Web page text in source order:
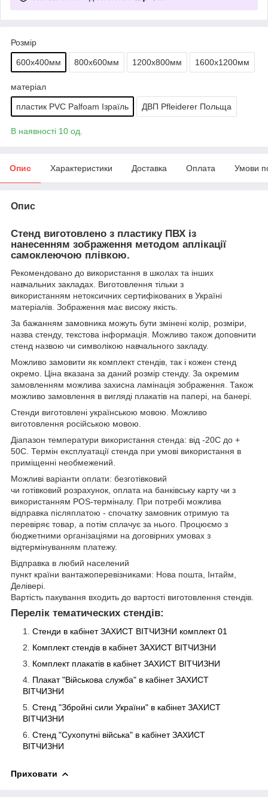
Розмір
600х400мм 800х600мм 1200х800мм 1600х1200мм
матеріал
пластик PVC Palfoam Ізраїль ДВП Pfleiderer Польща
В наявності 10 од.
Опис Характеристики Доставка Оплата Умови
Опис
Стенд виготовлено з пластику ПВХ із
нанесенням зображення методом аплікації
самоклеючою плівкою.
Рекомендовано до використання в школах та інших
навчальних закладах. Виготовлення тільки з
використанням нетоксичних сертифікованих в Україні
матеріалів. Зображення має високу якість.
За бажанням замовника можуть бути змінені колір, розміри,
назва стенду, текстова інформація. Можливо також доповнити
стенд назвою чи символікою навчального закладу.
Можливо замовити як комплект стендів, так і кожен стенд
окремо. Ціна вказана за даний розмір стенду. За окремим
замовленням можлива захисна ламінація зображення. Також
можливо замовлення в вигляді плакатів на папері, на банері.
Стенди виготовлені українською мовою. Можливо
виготовлення російською мовою.
Діапазон температури використання стенда: від -20С до +
50С. Термін експлуатації стенда при умові використання в
приміщенні необмежений.
Можливі варіанти оплати: безготівковий
чи готівковий розрахунок, оплата на банківську карту чи з
використанням POS-терміналу. При потребі можлива
відправка післяплатою - спочатку замовник отримую та
перевіряє товар, а потім сплачує за нього. Процюємо з
бюджетними організаціями на договірних умовах з
відтермінуванням платежу.
Відправка в любий населений
пункт країни вантажоперевізниками: Нова пошта, Інтайм,
Делівері.
Вартість пакування входить до вартості виготовлення стендів.
Перелік тематических стендів:
Стенди в кабінет ЗАХИСТ ВІТЧИЗНИ комплект 01
Комплект стендів в кабінет ЗАХИСТ ВІТЧИЗНИ
Комплект плакатів в кабінет ЗАХИСТ ВІТЧИЗНИ
Плакат "Військова служба" в кабінет ЗАХИСТ
ВІТЧИЗНИ
Стенд "Збройні сили України" в кабінет ЗАХИСТ
ВІТЧИЗНИ
Стенд "Cухопутні війська" в кабінет ЗАХИСТ
ВІТЧИЗНИ
Приховати